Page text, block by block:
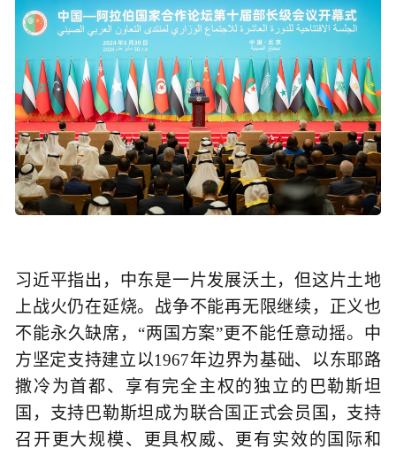
习近平指出，中东是一片发展沃土，但这片土地
上战火仍在延烧。战争不能再无限继续，正义也
不能永久缺席，“两国方案”更不能任意动摇。中
方坚定支持建立以1967年边界为基础、以东耶路
撒冷为首都、享有完全主权的独立的巴勒斯坦
国，支持巴勒斯坦成为联合国正式会员国，支持
召开更大规模、更具权威、更有实效的国际和